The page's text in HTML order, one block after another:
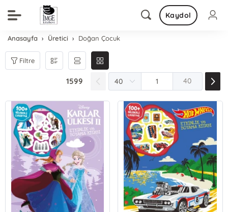
Kaydol
Anasayfa Üretici Doğan Çocuk
Filtre
1599 40